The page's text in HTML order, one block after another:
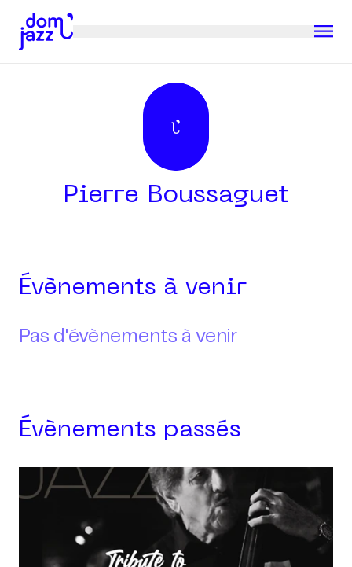
Pierre Boussaguet
Évènements à venir
Pas d'évènements à venir
Évènements passés